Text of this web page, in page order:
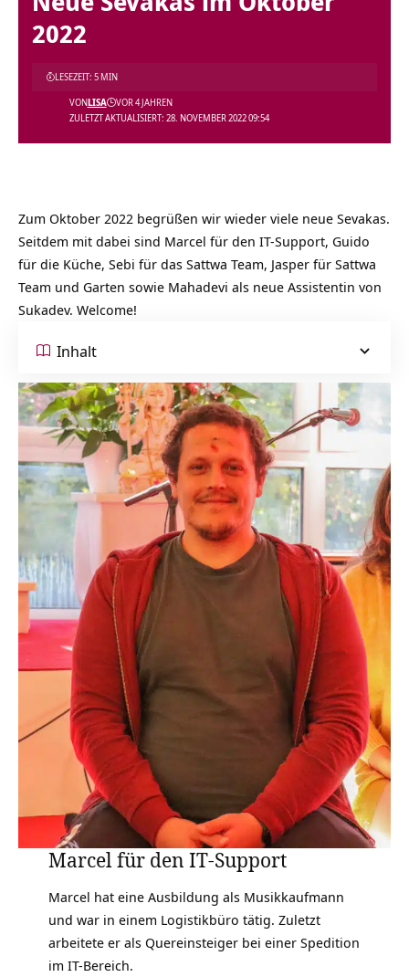
2022
ZULETZT AKTUALISIERT: 28. NOVEMBER 2022 09:54
VONLISA VOR 4 JAHREN
LESEZEIT: 5 MIN
Zum Oktober 2022 begrüßen wir wieder viele neue Sevakas.
Seitdem mit dabei sind Marcel für den IT-Support, Guido
für die Küche, Sebi für das Sattwa Team, Jasper für Sattwa
Team und Garten sowie Mahadevi als neue Assistentin von
Sukadev. Welcome!
Inhalt
Marcel für den IT-Support
Marcel hat eine Ausbildung als Musikkaufmann
und war in einem Logistikbüro tätig. Zuletzt
arbeitete er als Quereinsteiger bei einer Spedition
im IT-Bereich.